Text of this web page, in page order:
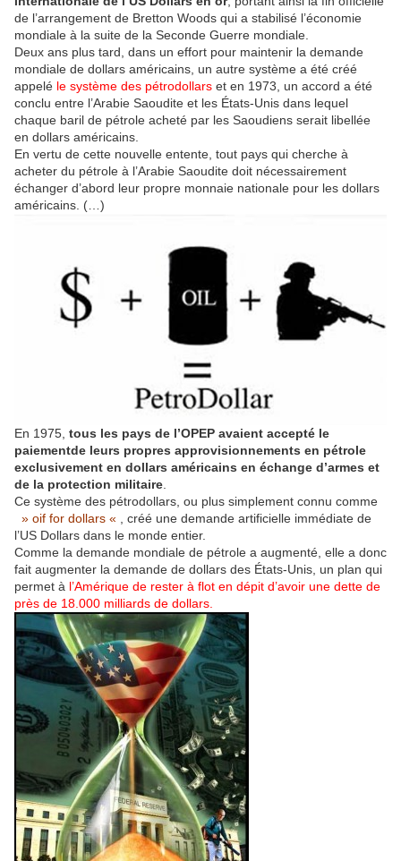
de l’arrangement de Bretton Woods qui a stabilisé l’économie
mondiale à la suite de la Seconde Guerre mondiale.
Deux ans plus tard, dans un effort pour maintenir la demande
mondiale de dollars américains, un autre système a été créé
appelé le système des pétrodollars et en 1973, un accord a été
conclu entre l’Arabie Saoudite et les États-Unis dans lequel
chaque baril de pétrole acheté par les Saoudiens serait libellée
en dollars américains.
En vertu de cette nouvelle entente, tout pays qui cherche à
acheter du pétrole à l’Arabie Saoudite doit nécessairement
échanger d’abord leur propre monnaie nationale pour les dollars
américains. (…)
En 1975, tous les pays de l’OPEP avaient accepté le
paiementde leurs propres approvisionnements en pétrole
exclusivement en dollars américains en échange d’armes et
de la protection militaire
Ce système des pétrodollars, ou plus simplement connu comme
» oif for dollars «
, créé une demande artificielle immédiate de
l’US Dollars dans le monde entier.
Comme la demande mondiale de pétrole a augmenté, elle a donc
fait augmenter la demande de dollars des États-Unis, un plan qui
permet à l’Amérique de rester à flot en dépit d’avoir une dette de
près de 18.000 milliards de dollars.